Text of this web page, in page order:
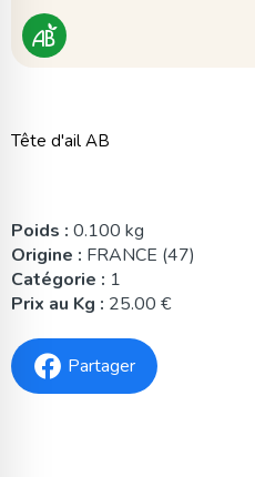
Tête d'ail AB
Poids : 0.100 kg
Origine : FRANCE (47)
Catégorie : 1
Prix au Kg : 25.00 €
Partager